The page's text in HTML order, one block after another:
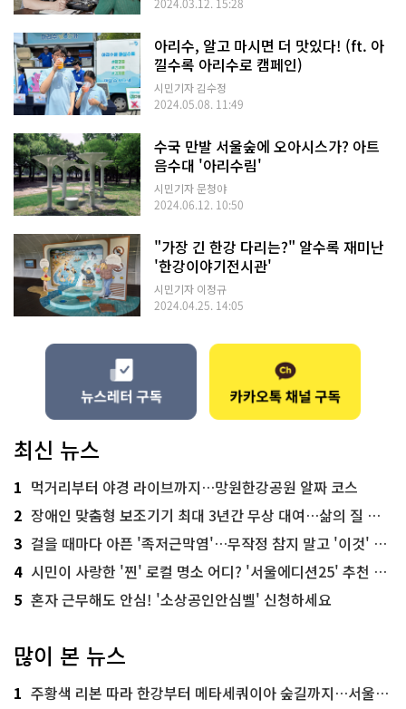
2024.03.12. 15:28
아리수, 알고 마시면 더 맛있다! (ft. 아
낄수록 아리수로 캠페인)
시민기자 김수정
2024.05.08. 11:49
수국 만발 서울숲에 오아시스가? 아트
음수대 '아리수림'
시민기자 문청야
2024.06.12. 10:50
"가장 긴 한강 다리는?" 알수록 재미난
'한강이야기전시관'
시민기자 이정규
2024.04.25. 14:05
최신 뉴스
1 먹거리부터 야경 라이브까지…망원한강공원 알짜 코스
2 장애인 맞춤형 보조기기 최대 3년간 무상 대여…삶의 질 높인다
3 걸을 때마다 아픈 '족저근막염'…무작정 참지 말고 '이것' 해보세요!
4 시민이 사랑한 '찐' 로컬 명소 어디? '서울에디션25' 추천 코스
5 혼자 근무해도 안심! '소상공인안심벨' 신청하세요
많이 본 뉴스
1 주황색 리본 따라 한강부터 메타세쿼이아 숲길까지…서울둘레길 15코스